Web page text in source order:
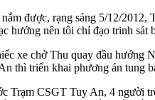
được, rạng sáng 5/12/
hướng nên tôi chỉ đạo trinh
xe chở Thu quay đầu hướng
thì triển khai phương án tung
Trạm CSGT Tuy An, 4 người